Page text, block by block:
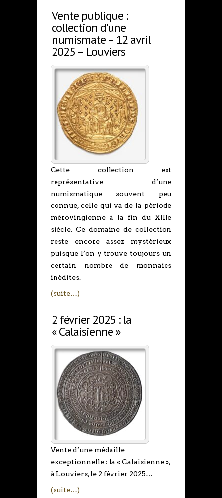
Vente publique :
collection d’une
numismate – 12 avril
2025 – Louviers
Cette collection est
représentative d’une
numismatique souvent peu
connue, celle qui va de la période
mérovingienne à la fin du XIIIe
siècle. Ce domaine de collection
reste encore assez mystérieux
puisque l’on y trouve toujours un
certain nombre de monnaies
inédites.
(suite…)
2 février 2025 : la
« Calaisienne »
Vente d’une médaille
exceptionnelle : la « Calaisienne »,
à Louviers, le 2 février 2025…
(suite…)